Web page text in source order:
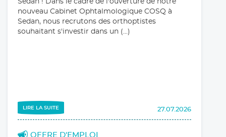
LIRE LA SUITE Partager :
décembre 2026 au Centre
de congrès Pierre Baudis
de Toulouse sur le thème «
nouveau Cabinet Ophtalmologique COSQ à
Sedan, nous recrutons des orthoptistes
souhaitant s'investir dans un (...)
LIRE LA SUITE 27.07.2026
OFFRE D'EMPLOI